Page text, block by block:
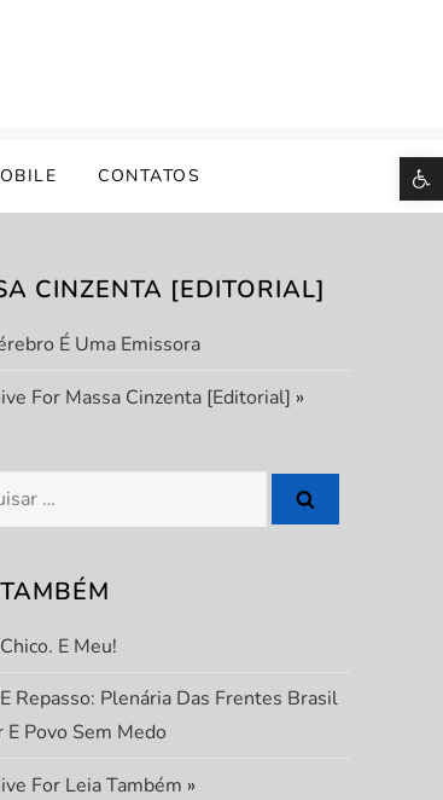
CONTATOS
CINZENTA [EDITORIAL]
É Uma Emissora
For Massa Cinzenta [Editorial] »
E Meu!
Repasso: Plenária Das Frentes Brasil
E Povo Sem Medo
For Leia Também »